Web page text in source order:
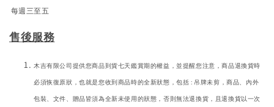
每週三至五
售後服務
木吉有限公司提供您商品到貨七天鑑賞期的權益，並提醒您注意，商品退換貨時
必須恢復原狀，也就是您收到商品時的全新狀態，包括 : 吊牌未剪，商品、內外
包裝、文件、贈品皆須為全新未使用的狀態，否則無法退換貨，且退換貨以一次